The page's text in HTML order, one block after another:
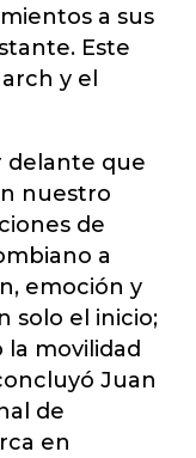
a sus
Este
y el
delante que
nuestro
de
a
emoción y
solo el inicio;
movilidad
Juan
de
en